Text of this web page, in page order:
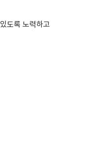
도록 노력하고